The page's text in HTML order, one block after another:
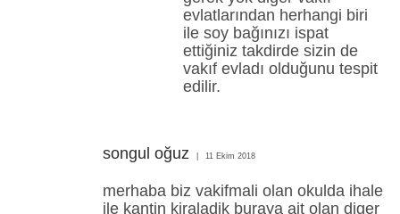
evlatlarından herhangi biri
ile soy bağınızı ispat
ettiğiniz takdirde sizin de
vakıf evladı olduğunu tespit
edilir.
songul oğuz 11 Ekim 2018
merhaba biz vakifmali olan okulda ihale
ile kantin kiraladik buraya ait olan diger